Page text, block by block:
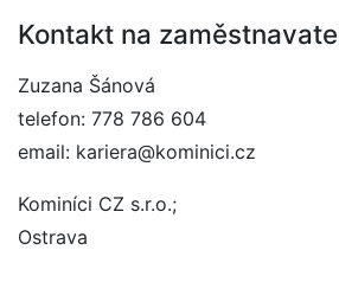
Kontakt na
Zuzana Šánová
telefon: 778 786 604
email: kariera@kominici.cz
Kominíci CZ s.r.o.;
Ostrava